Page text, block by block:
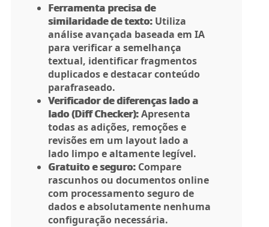
Ferramenta precisa de
similaridade de texto: Utiliza
análise avançada baseada em IA
para verificar a semelhança
textual, identificar fragmentos
duplicados e destacar conteúdo
parafraseado.
Verificador de diferenças lado a
lado (Diff Checker):Apresenta
todas as adições, remoções e
revisões em um layout lado a
lado limpo e altamente legível.
Gratuito e seguro: Compare
rascunhos ou documentos online
com processamento seguro de
dados e absolutamente nenhuma
configuração necessária.